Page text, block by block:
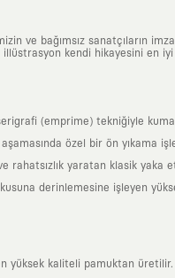
ve bağımsız sanatçıların
kendi hikayesini en
serigrafi (emprime) tekniğiyle
özel bir ön yıkama
ve rahatsızlık yaratan klasik
derinlemesine işleyen
yüksek kaliteli pamuktan üretilir.